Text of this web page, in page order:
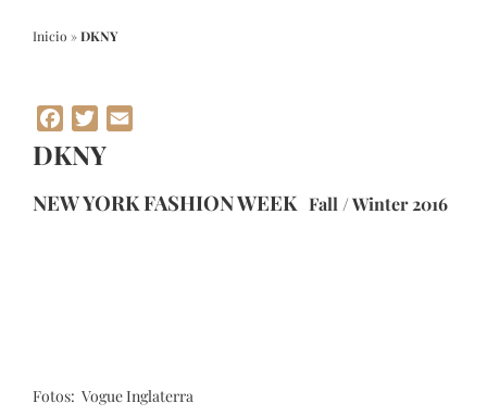
Inicio »DKNY
Facebook
Twitter
DKNY
NEW YORK FASHION WEEK Fall / Winter 2016
Fotos: Vogue Inglaterra